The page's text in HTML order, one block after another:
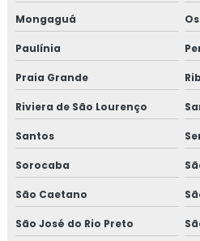
TREINAMENTO DE NR 10
TREINAMENTO NR10 BÁSICO
CURSO NR 10 PRESENCIAL
Mongaguá
Paulínia
Praia Grande
Riviera de São Lourenço
Santos
Sorocaba
São Caetano
São José do Rio Preto